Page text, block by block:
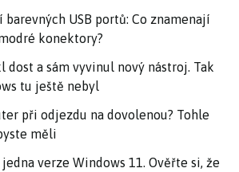
USB portů: Co znamenají
konektory?
dost a sám vyvinul nový nástroj. Tak
tu ještě nebyl
při odjezdu na dovolenou? Tohle
měli
verze Windows 11. Ověřte si, že